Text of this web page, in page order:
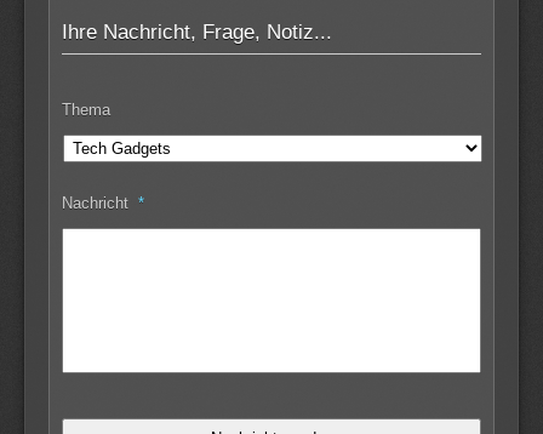
Ihre Nachricht, Frage, Notiz...
Thema
Nachricht *